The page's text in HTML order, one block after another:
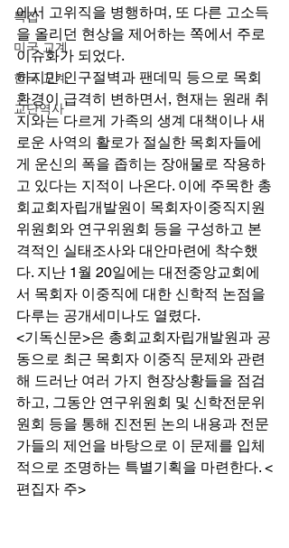
특집
미국 교계
한국 교계
교단역사
에서 고위직을 병행하며, 또 다른 고소득
을 올리던 현상을 제어하는 쪽에서 주로
이슈화가 되었다.
하지만 인구절벽과 팬데믹 등으로 목회
환경이 급격히 변하면서, 현재는 원래 취
지와는 다르게 가족의 생계 대책이나 새
로운 사역의 활로가 절실한 목회자들에
게 운신의 폭을 좁히는 장애물로 작용하
고 있다는 지적이 나온다. 이에 주목한 총
회교회자립개발원이 목회자이중직지원
위원회와 연구위원회 등을 구성하고 본
격적인 실태조사와 대안마련에 착수했
다. 지난 1월 20일에는 대전중앙교회에
서 목회자 이중직에 대한 신학적 논점을
다루는 공개세미나도 열렸다.
<기독신문>은 총회교회자립개발원과 공
동으로 최근 목회자 이중직 문제와 관련
해 드러난 여러 가지 현장상황들을 점검
하고, 그동안 연구위원회 및 신학전문위
원회 등을 통해 진전된 논의 내용과 전문
가들의 제언을 바탕으로 이 문제를 입체
적으로 조명하는 특별기획을 마련한다. <
편집자 주>